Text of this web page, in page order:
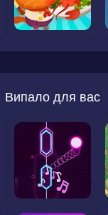
Випало для вас